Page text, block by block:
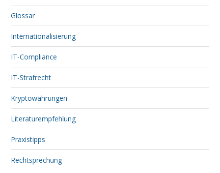
Glossar
Internationalisierung
IT-Compliance
IT-Strafrecht
Kryptowährungen
Literaturempfehlung
Praxistipps
Rechtsprechung